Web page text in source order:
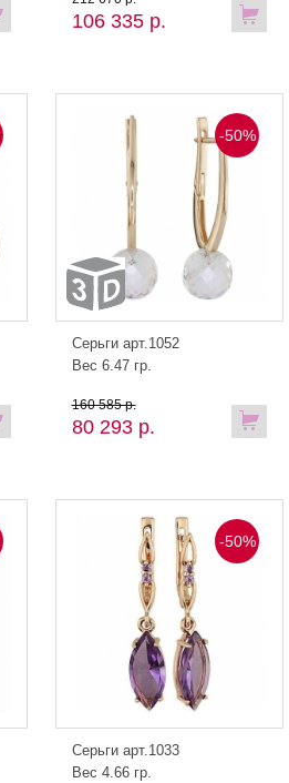
106 335 р.
-50%
Серьги арт.1052
Вес 6.47 гр.
80 293 р.
160 585 р.
-50%
Серьги арт.1033
Вес 4.66 гр.